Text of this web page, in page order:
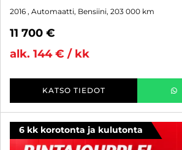
2016 , Automaatti, Bensiini, 203 000 km
11 700 €
alk. 144 € / kk
KATSO TIEDOT
6 kk korotonta ja kulutonta